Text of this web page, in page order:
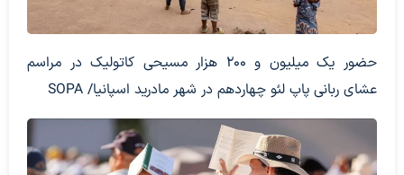
حضور یک میلیون و 200 هزار مسیحی کاتولیک در مراسم
عشای ربانی پاپ لئو چهاردهم در شهر مادرید اسپانیا/ SOPA